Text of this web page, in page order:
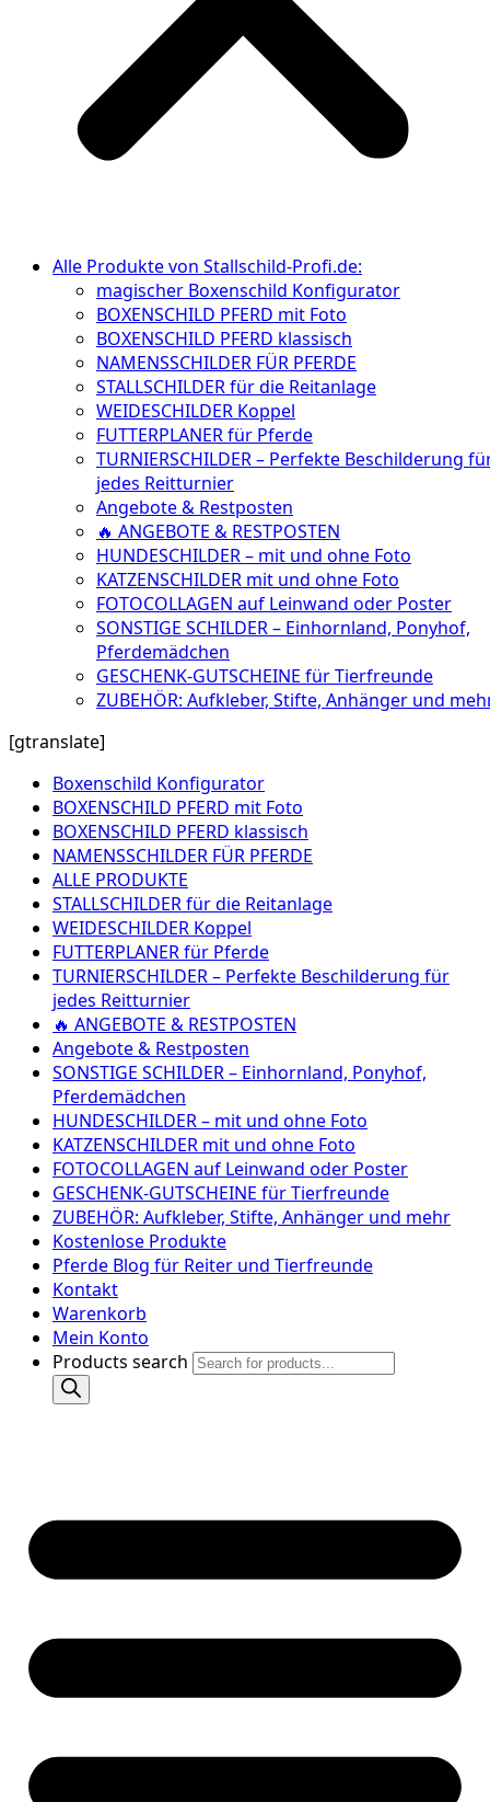
Alle Produkte von Stallschild-Profi.de:
magischer Boxenschild Konfigurator
BOXENSCHILD PFERD mit Foto
BOXENSCHILD PFERD klassisch
NAMENSSCHILDER FÜR PFERDE
STALLSCHILDER für die Reitanlage
WEIDESCHILDER Koppel
FUTTERPLANER für Pferde
TURNIERSCHILDER – Perfekte Beschilderung
jedes Reitturnier
Angebote & Restposten
🔥 ANGEBOTE & RESTPOSTEN
HUNDESCHILDER – mit und ohne Foto
KATZENSCHILDER mit und ohne Foto
FOTOCOLLAGEN auf Leinwand oder Poster
SONSTIGE SCHILDER – Einhornland, Ponyhof,
Pferdemädchen
GESCHENK-GUTSCHEINE für Tierfreunde
ZUBEHÖR: Aufkleber, Stifte, Anhänger und
[gtranslate]
Boxenschild Konfigurator
BOXENSCHILD PFERD mit Foto
BOXENSCHILD PFERD klassisch
NAMENSSCHILDER FÜR PFERDE
ALLE PRODUKTE
STALLSCHILDER für die Reitanlage
WEIDESCHILDER Koppel
FUTTERPLANER für Pferde
TURNIERSCHILDER – Perfekte Beschilderung für
jedes Reitturnier
🔥 ANGEBOTE & RESTPOSTEN
Angebote & Restposten
SONSTIGE SCHILDER – Einhornland, Ponyhof,
Pferdemädchen
HUNDESCHILDER – mit und ohne Foto
KATZENSCHILDER mit und ohne Foto
FOTOCOLLAGEN auf Leinwand oder Poster
GESCHENK-GUTSCHEINE für Tierfreunde
ZUBEHÖR: Aufkleber, Stifte, Anhänger und mehr
Kostenlose Produkte
Pferde Blog für Reiter und Tierfreunde
Kontakt
Warenkorb
Mein Konto
Products search